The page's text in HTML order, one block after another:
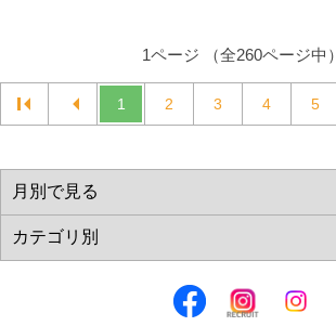
1ページ （全260ページ中）
1 2 3 4 5